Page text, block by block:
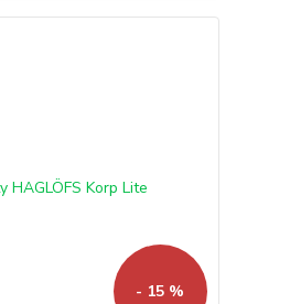
- 15 %